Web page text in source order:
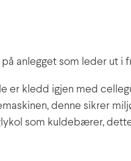
anlegget som leder ut i
er kledd igjen med
denne sikrer
som kuldebærer,